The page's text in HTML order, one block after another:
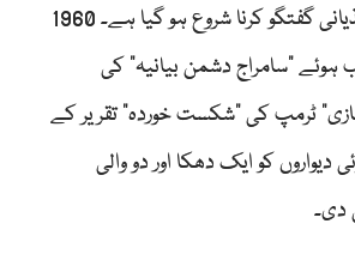
جانے کی وجہ سے ہذیانی گفتگو کرنا شروع ہو گیا ہے۔ 1960
”سامراج دشمن بیانیہ“ کی
ٹرمپ کی ”شکست خوردہ“ تقریر کے
کو ایک دھکا اور دو والی